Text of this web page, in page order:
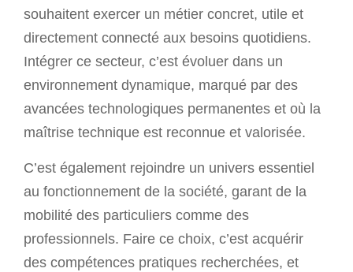
souhaitent exercer un métier concret, utile et
directement connecté aux besoins quotidiens.
Intégrer ce secteur, c’est évoluer dans un
environnement dynamique, marqué par des
avancées technologiques permanentes et où la
maîtrise technique est reconnue et valorisée.
C’est également rejoindre un univers essentiel
au fonctionnement de la société, garant de la
mobilité des particuliers comme des
professionnels. Faire ce choix, c’est acquérir
des compétences pratiques recherchées, et